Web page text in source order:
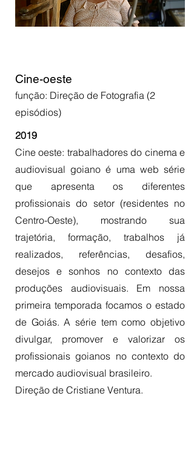
Cine-oeste
função: Direção de Fotografia (2
episódios)
2019
Cine oeste: trabalhadores do cinema e
audiovisual goiano é uma web série
que apresenta os diferentes
profissionais do setor (residentes no
Centro-Oeste), mostrando sua
trajetória, formação, trabalhos já
realizados, referências, desafios,
desejos e sonhos no contexto das
produções audiovisuais. Em nossa
primeira temporada focamos o estado
de Goiás. A série tem como objetivo
divulgar, promover e valorizar os
profissionais goianos no contexto do
mercado audiovisual brasileiro.
Direção de Cristiane Ventura.